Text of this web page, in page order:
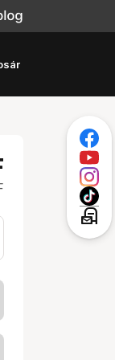
local_post_office